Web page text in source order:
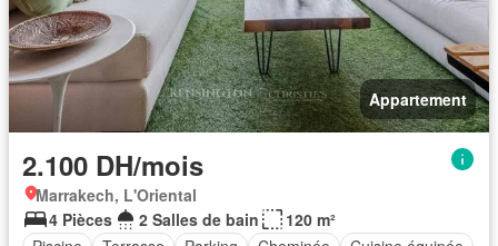
Appartement
2.100 DH/mois
Marrakech, L'Oriental
4 Pièces
2 Salles de bain
120 m²